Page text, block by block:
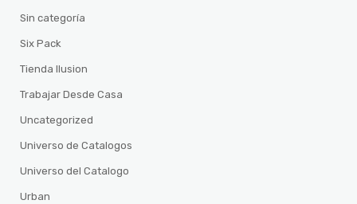
Sin categoría
Six Pack
Tienda Ilusion
Trabajar Desde Casa
Uncategorized
Universo de Catalogos
Universo del Catalogo
Urban